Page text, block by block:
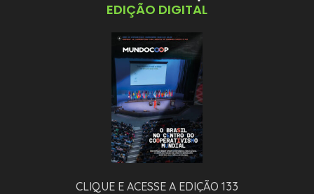
EDIÇÃO DIGITAL
CLIQUE E ACESSE A EDIÇÃO 133